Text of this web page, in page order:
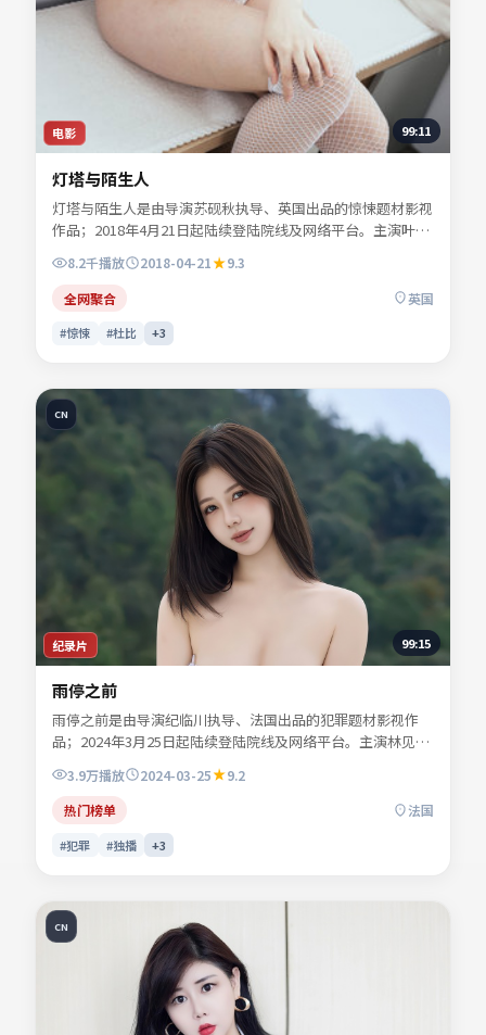
电影 99:11
灯塔与陌生人
灯塔与陌生人是由导演苏砚秋执导、英国出品的惊悚题材影视
作品；2018年4月21日起陆续登陆院线及网络平台。主演叶声
遥、顾西洲、易南乔等共同诠释一段充满转折的人物命运。色
彩与配乐共同烘托年代氛围，细节经得起反复推敲。可在本站
免费高清在线观看完整剧情与主创访谈摘要。
8.2千播放 2018-04-21
9.3
全网聚合
英国
#惊悚 #杜比 +3
纪录片
CN
99:15
雨停之前
雨停之前是由导演纪临川执导、法国出品的犯罪题材影视作
品；2024年3月25日起陆续登陆院线及网络平台。主演林见
川、段知许、苏晚澄、闻晚风等共同诠释一段充满转折的人物
命运。人物动机层层揭开，真相并非唯一答案。适合检索「犯
罪电影」「法国影片」「2024年上映」等关键词的观众收
3.9万播放 2024-03-25
9.2
热门榜单
法国
#犯罪 #独播 +3
CN